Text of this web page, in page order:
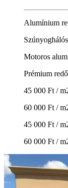
Alumínium
Motoros
Prémium
45 000 Ft /
60 000 Ft /
45 000 Ft /
60 000 Ft /